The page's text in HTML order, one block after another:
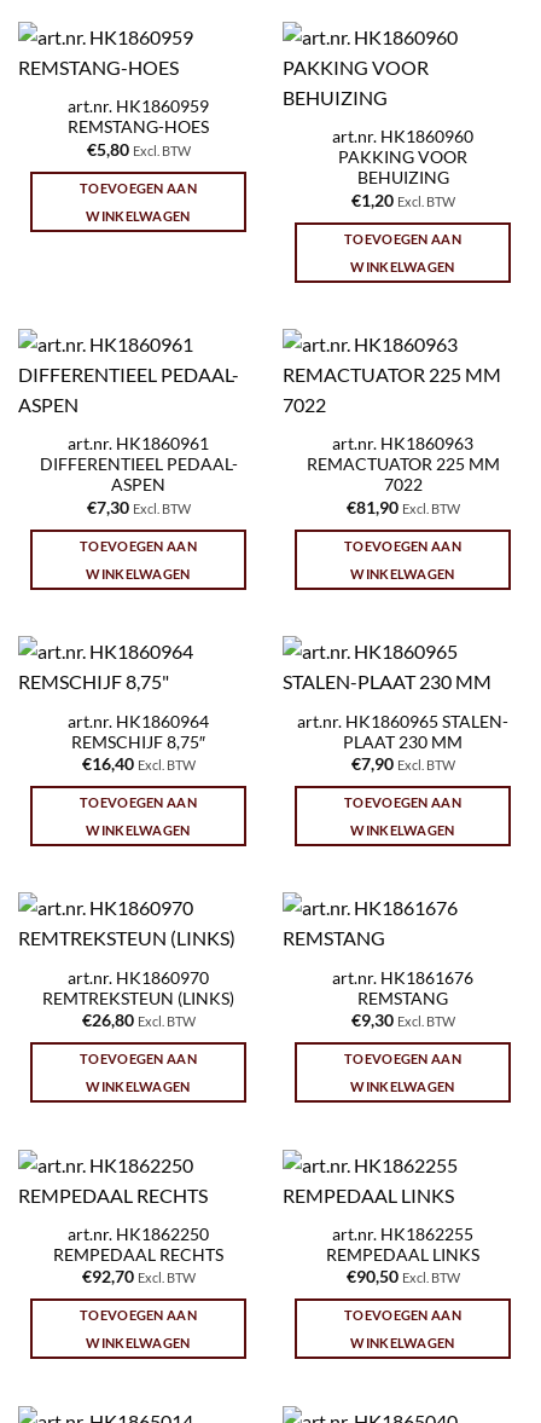
art.nr. HK1860959
REMSTANG-HOES
€5,80 Excl. BTW
TOEVOEGEN AAN
WINKELWAGEN
art.nr. HK1860960
PAKKING VOOR
BEHUIZING
€1,20 Excl. BTW
TOEVOEGEN AAN
WINKELWAGEN
art.nr. HK1860961
DIFFERENTIEEL PEDAAL-
ASPEN
€7,30 Excl. BTW
TOEVOEGEN AAN
WINKELWAGEN
art.nr. HK1860963
REMACTUATOR 225 MM
7022
€81,90 Excl. BTW
TOEVOEGEN AAN
WINKELWAGEN
art.nr. HK1860964
REMSCHIJF 8,75″
€16,40 Excl. BTW
TOEVOEGEN AAN
WINKELWAGEN
art.nr. HK1860965 STALEN-
PLAAT 230 MM
€7,90 Excl. BTW
TOEVOEGEN AAN
WINKELWAGEN
art.nr. HK1860970
REMTREKSTEUN (LINKS)
€26,80 Excl. BTW
TOEVOEGEN AAN
WINKELWAGEN
art.nr. HK1861676
REMSTANG
€9,30 Excl. BTW
TOEVOEGEN AAN
WINKELWAGEN
art.nr. HK1862250
REMPEDAAL RECHTS
€92,70 Excl. BTW
TOEVOEGEN AAN
WINKELWAGEN
art.nr. HK1862255
REMPEDAAL LINKS
€90,50 Excl. BTW
TOEVOEGEN AAN
WINKELWAGEN